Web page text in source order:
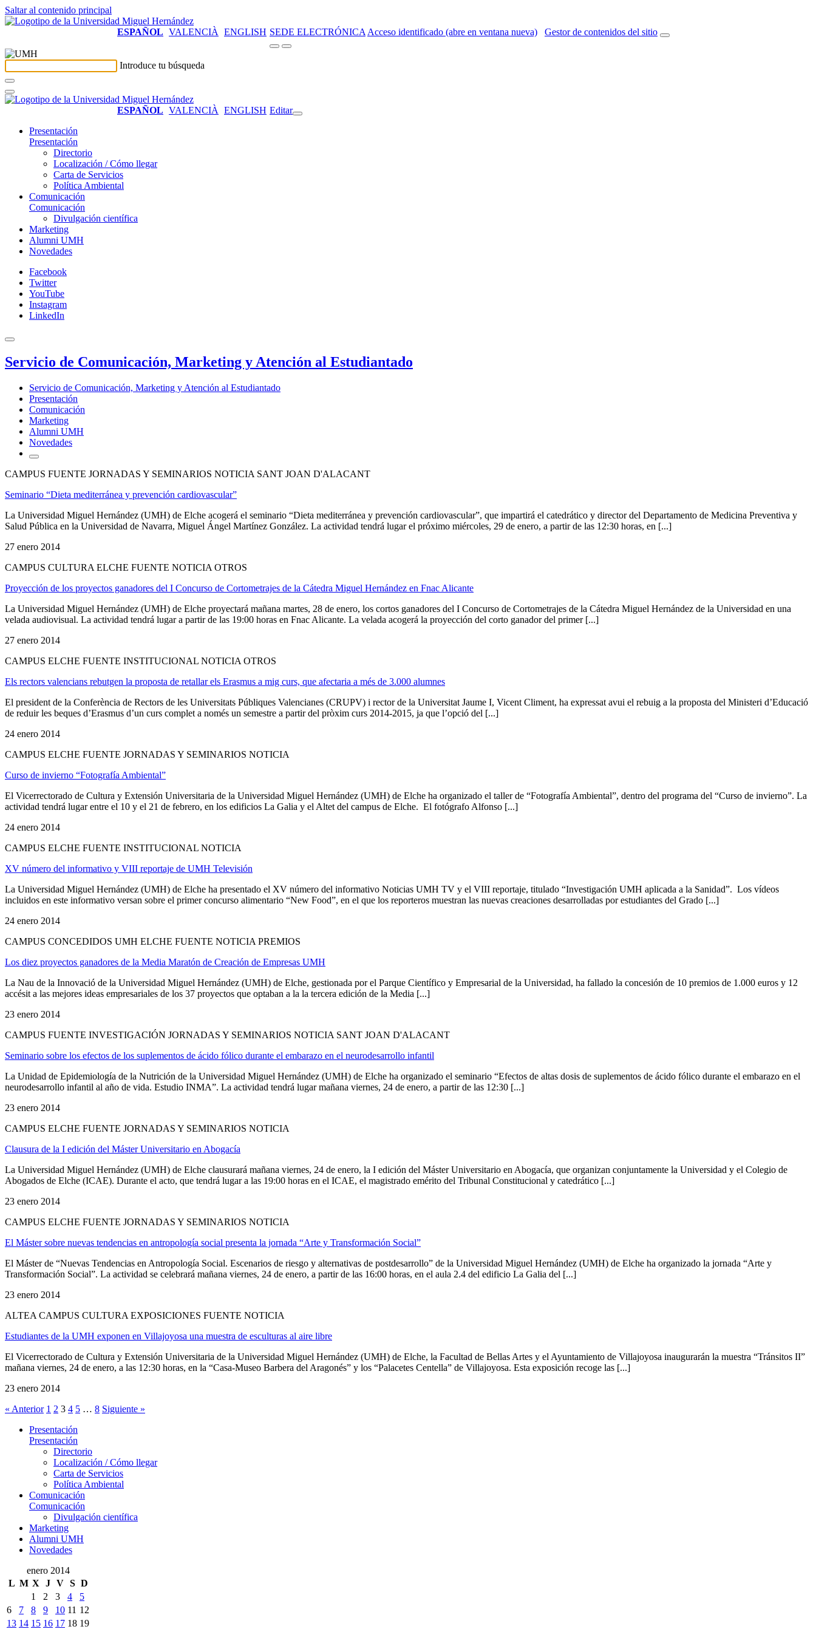
Saltar al contenido principal
ESPAÑOL VALENCIÀ ENGLISH SEDE ELECTRÓNICA Acceso identificado (abre en ventana nueva) Gestor de contenidos del sitio
Introduce tu búsqueda
ESPAÑOL VALENCIÀ ENGLISH Editar
Presentación
Presentación
Directorio
Localización / Cómo llegar
Carta de Servicios
Política Ambiental
Comunicación
Comunicación
Divulgación científica
Marketing
Alumni UMH
Novedades
Facebook
Twitter
YouTube
Instagram
LinkedIn
Servicio de Comunicación, Marketing y Atención al Estudiantado
Servicio de Comunicación, Marketing y Atención al Estudiantado
Presentación
Comunicación
Marketing
Alumni UMH
Novedades
CAMPUS FUENTE JORNADAS Y SEMINARIOS NOTICIA SANT JOAN D'ALACANT
Seminario “Dieta mediterránea y prevención cardiovascular”
La Universidad Miguel Hernández (UMH) de Elche acogerá el seminario “Dieta mediterránea y prevención cardiovascular”, que impartirá el catedrático y director del Departamento de Medicina Preventiva y
Salud Pública en la Universidad de Navarra, Miguel Ángel Martínez González. La actividad tendrá lugar el próximo miércoles, 29 de enero, a partir de las 12:30 horas, en [...]
27 enero 2014
CAMPUS CULTURA ELCHE FUENTE NOTICIA OTROS
Proyección de los proyectos ganadores del I Concurso de Cortometrajes de la Cátedra Miguel Hernández en Fnac Alicante
La Universidad Miguel Hernández (UMH) de Elche proyectará mañana martes, 28 de enero, los cortos ganadores del I Concurso de Cortometrajes de la Cátedra Miguel Hernández de la Universidad en una
velada audiovisual. La actividad tendrá lugar a partir de las 19:00 horas en Fnac Alicante. La velada acogerá la proyección del corto ganador del primer [...]
27 enero 2014
CAMPUS ELCHE FUENTE INSTITUCIONAL NOTICIA OTROS
Els rectors valencians rebutgen la proposta de retallar els Erasmus a mig curs, que afectaria a més de 3.000 alumnes
El president de la Conferència de Rectors de les Universitats Públiques Valencianes (CRUPV) i rector de la Universitat Jaume I, Vicent Climent, ha expressat avui el rebuig a la proposta del Ministeri d’Educació
de reduir les beques d’Erasmus d’un curs complet a només un semestre a partir del pròxim curs 2014-2015, ja que l’opció del [...]
24 enero 2014
CAMPUS ELCHE FUENTE JORNADAS Y SEMINARIOS NOTICIA
Curso de invierno “Fotografía Ambiental”
El Vicerrectorado de Cultura y Extensión Universitaria de la Universidad Miguel Hernández (UMH) de Elche ha organizado el taller de “Fotografía Ambiental”, dentro del programa del “Curso de invierno”. La
actividad tendrá lugar entre el 10 y el 21 de febrero, en los edificios La Galia y el Altet del campus de Elche. El fotógrafo Alfonso [...]
24 enero 2014
CAMPUS ELCHE FUENTE INSTITUCIONAL NOTICIA
XV número del informativo y VIII reportaje de UMH Televisión
La Universidad Miguel Hernández (UMH) de Elche ha presentado el XV número del informativo Noticias UMH TV y el VIII reportaje, titulado “Investigación UMH aplicada a la Sanidad”. Los vídeos
incluidos en este informativo versan sobre el primer concurso alimentario “New Food”, en el que los reporteros muestran las nuevas creaciones desarrolladas por estudiantes del Grado [...]
24 enero 2014
CAMPUS CONCEDIDOS UMH ELCHE FUENTE NOTICIA PREMIOS
Los diez proyectos ganadores de la Media Maratón de Creación de Empresas UMH
La Nau de la Innovació de la Universidad Miguel Hernández (UMH) de Elche, gestionada por el Parque Científico y Empresarial de la Universidad, ha fallado la concesión de 10 premios de 1.000 euros y 12
accésit a las mejores ideas empresariales de los 37 proyectos que optaban a la la tercera edición de la Media [...]
23 enero 2014
CAMPUS FUENTE INVESTIGACIÓN JORNADAS Y SEMINARIOS NOTICIA SANT JOAN D'ALACANT
Seminario sobre los efectos de los suplementos de ácido fólico durante el embarazo en el neurodesarrollo infantil
La Unidad de Epidemiología de la Nutrición de la Universidad Miguel Hernández (UMH) de Elche ha organizado el seminario “Efectos de altas dosis de suplementos de ácido fólico durante el embarazo en el
neurodesarrollo infantil al año de vida. Estudio INMA”. La actividad tendrá lugar mañana viernes, 24 de enero, a partir de las 12:30 [...]
23 enero 2014
CAMPUS ELCHE FUENTE JORNADAS Y SEMINARIOS NOTICIA
Clausura de la I edición del Máster Universitario en Abogacía
La Universidad Miguel Hernández (UMH) de Elche clausurará mañana viernes, 24 de enero, la I edición del Máster Universitario en Abogacía, que organizan conjuntamente la Universidad y el Colegio de
Abogados de Elche (ICAE). Durante el acto, que tendrá lugar a las 19:00 horas en el ICAE, el magistrado emérito del Tribunal Constitucional y catedrático [...]
23 enero 2014
CAMPUS ELCHE FUENTE JORNADAS Y SEMINARIOS NOTICIA
El Máster sobre nuevas tendencias en antropología social presenta la jornada “Arte y Transformación Social”
El Máster de “Nuevas Tendencias en Antropología Social. Escenarios de riesgo y alternativas de postdesarrollo” de la Universidad Miguel Hernández (UMH) de Elche ha organizado la jornada “Arte y
Transformación Social”. La actividad se celebrará mañana viernes, 24 de enero, a partir de las 16:00 horas, en el aula 2.4 del edificio La Galia del [...]
23 enero 2014
ALTEA CAMPUS CULTURA EXPOSICIONES FUENTE NOTICIA
Estudiantes de la UMH exponen en Villajoyosa una muestra de esculturas al aire libre
El Vicerrectorado de Cultura y Extensión Universitaria de la Universidad Miguel Hernández (UMH) de Elche, la Facultad de Bellas Artes y el Ayuntamiento de Villajoyosa inaugurarán la muestra “Tránsitos II”
mañana viernes, 24 de enero, a las 12:30 horas, en la “Casa-Museo Barbera del Aragonés” y los “Palacetes Centella” de Villajoyosa. Esta exposición recoge las [...]
23 enero 2014
« Anterior 1 2 3 4 5 … 8 Siguiente »
Presentación
Presentación
Directorio
Localización / Cómo llegar
Carta de Servicios
Política Ambiental
Comunicación
Comunicación
Divulgación científica
Marketing
Alumni UMH
Novedades
enero 2014
L M X J V S D
1
2 3 4
5
6
7 8 9 10 11 12
13 14 15 16 17 18 19